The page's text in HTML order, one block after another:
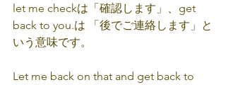
let me checkは「確認します」、get
back to you.は 「後でご連絡します」と
いう意味です。
Let me back on that and get back to